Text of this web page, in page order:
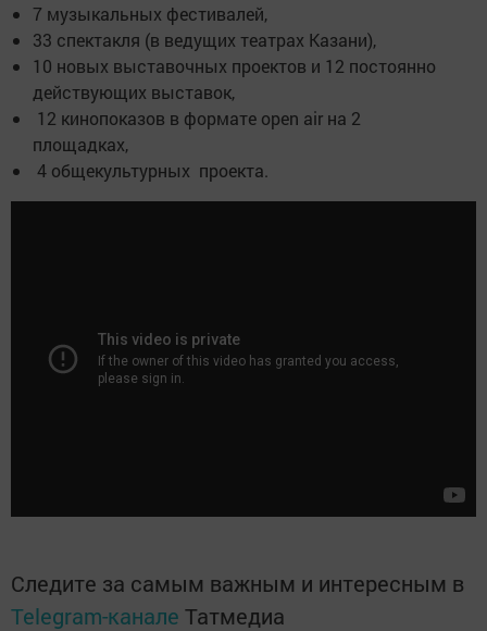
7 музыкальных фестивалей,
33 спектакля (в ведущих театрах Казани),
10 новых выставочных проектов и 12 постоянно
действующих выставок,
12 кинопоказов в формате open air на 2
площадках,
4 общекультурных проекта.
Следите за самым важным и интересным в
Telegram-канале Татмедиа